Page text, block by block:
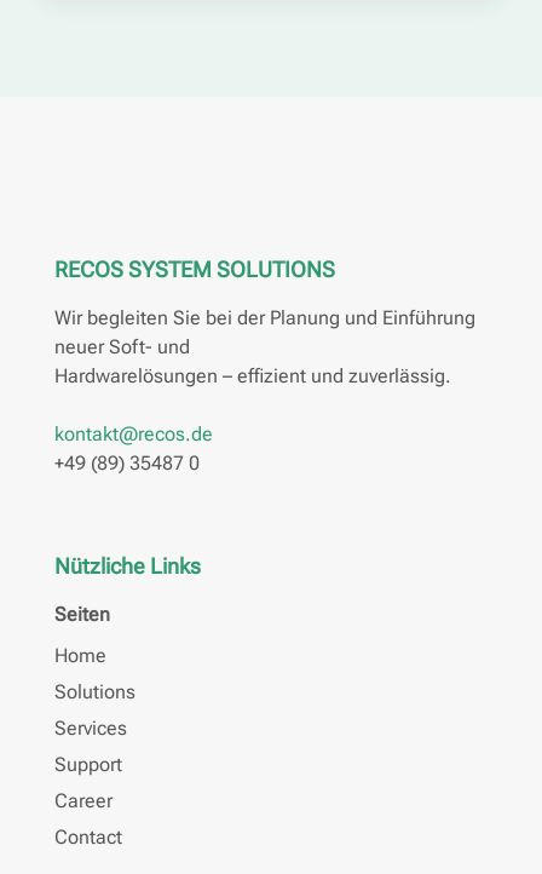
RECOS SYSTEM SOLUTIONS
Wir begleiten Sie bei der Planung und Einführung
neuer Soft- und
Hardwarelösungen – effizient und zuverlässig.
kontakt@recos.de
+49 (89) 35487 0
Nützliche Links
Seiten
Home
Solutions
Services
Support
Career
Contact